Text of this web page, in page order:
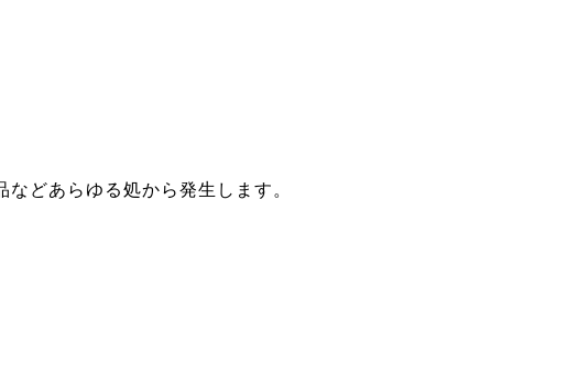
どあらゆる処から発生します。